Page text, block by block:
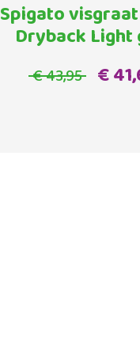
Spigato
Dryback Light
€ 43,95 €